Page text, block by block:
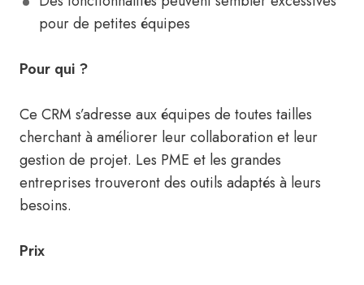
pour de petites équipes
Pour qui ?
Ce CRM s’adresse aux équipes de toutes tailles
cherchant à améliorer leur collaboration et leur
gestion de projet. Les PME et les grandes
entreprises trouveront des outils adaptés à leurs
besoins.
Prix